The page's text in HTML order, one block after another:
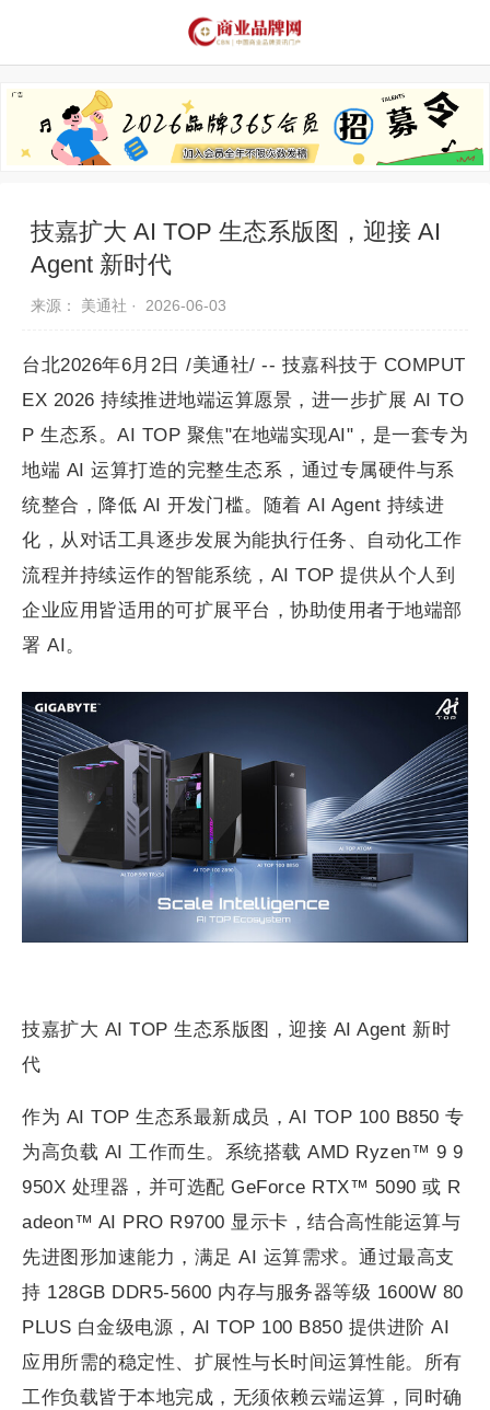
推荐品牌 品牌故事
技嘉扩大 AI TOP 生态系版图，迎接 AI
Agent 新时代
来源： 美通社 · 2026-06-03
台北2026年6月2日 /美通社/ -- 技嘉科技于 COMPUT
EX 2026 持续推进地端运算愿景，进一步扩展 AI TO
P 生态系。AI TOP 聚焦"在地端实现AI"，是一套专为
地端 AI 运算打造的完整生态系，通过专属硬件与系
统整合，降低 AI 开发门槛。随着 AI Agent 持续进
化，从对话工具逐步发展为能执行任务、自动化工作
流程并持续运作的智能系统，AI TOP 提供从个人到
企业应用皆适用的可扩展平台，协助使用者于地端部
署 AI。
技嘉扩大 AI TOP 生态系版图，迎接 AI Agent 新时
代
作为 AI TOP 生态系最新成员，AI TOP 100 B850 专
为高负载 AI 工作而生。系统搭载 AMD Ryzen™ 9 9
950X 处理器，并可选配 GeForce RTX™ 5090 或 R
adeon™ AI PRO R9700 显示卡，结合高性能运算与
先进图形加速能力，满足 AI 运算需求。通过最高支
持 128GB DDR5-5600 内存与服务器等级 1600W 80
PLUS 白金级电源，AI TOP 100 B850 提供进阶 AI
应用所需的稳定性、扩展性与长时间运算性能。所有
工作负载皆于本地完成，无须依赖云端运算，同时确